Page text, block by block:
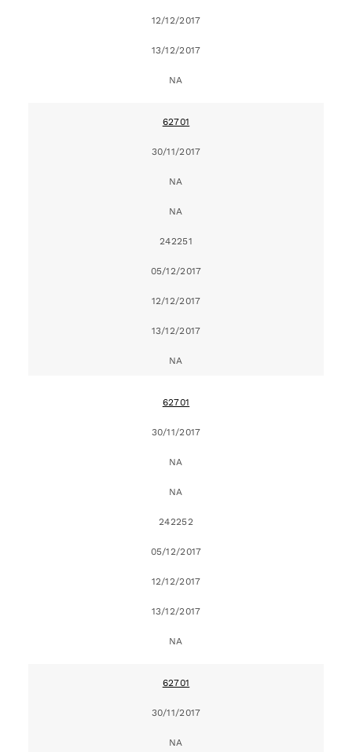
12/12/2017
13/12/2017
NA
62701
30/11/2017
NA
NA
242251
05/12/2017
12/12/2017
13/12/2017
NA
62701
30/11/2017
NA
NA
242252
05/12/2017
12/12/2017
13/12/2017
NA
62701
30/11/2017
NA